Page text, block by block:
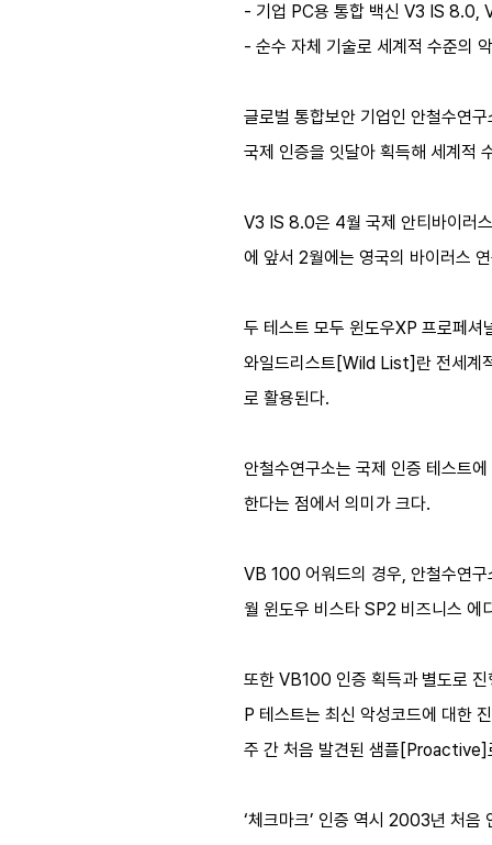
- 기업 PC용 통합 백신 V3 IS 8.0,
- 순수 자체 기술로 세계적 수준의
글로벌 통합보안 기업인 안철수연
국제 인증을 잇달아 획득해 세계적
V3 IS 8.0은 4월 국제 안티바이러
에 앞서 2월에는 영국의 바이러스
두 테스트 모두 윈도우XP 프로페
와일드리스트[Wild List]란 전세계
로 활용된다.
안철수연구소는 국제 인증 테스트
한다는 점에서 의미가 크다.
VB 100 어워드의 경우, 안철수연
월 윈도우 비스타 SP2 비즈니스 에
또한 VB100 인증 획득과 별도로
P 테스트는 최신 악성코드에 대한
주 간 처음 발견된 샘플[Proactive]
‘체크마크’ 인증 역시 2003년 처